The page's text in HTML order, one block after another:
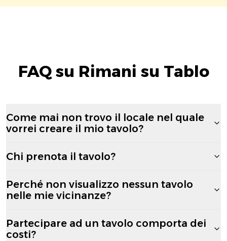
FAQ su Rimani su Tablo
Come mai non trovo il locale nel quale
vorrei creare il mio tavolo?
Chi prenota il tavolo?
Perché non visualizzo nessun tavolo
nelle mie vicinanze?
Partecipare ad un tavolo comporta dei
costi?